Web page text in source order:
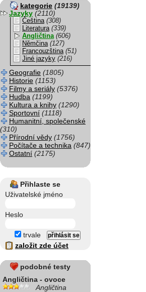
kategorie (19139)
Jazyky (2110)
Čeština (308)
Literatura (339)
Angličtina (606)
Němčina (127)
Francouzština (51)
Jiné jazyky (216)
Geografie (1805)
Historie (1153)
Filmy a seriály (5376)
Hudba (1199)
Kultura a knihy (1290)
Sportovní (1118)
Humanitní, společenské
(310)
Přírodní vědy (1756)
Počítače a technika (847)
Ostatní (2175)
Přihlaste se
Uživatelské jméno
Heslo
trvale
založit zde účet
podobné testy
Angličtina - ovoce
Angličtina